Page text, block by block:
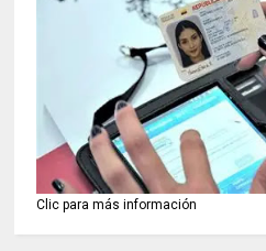
Clic para más información